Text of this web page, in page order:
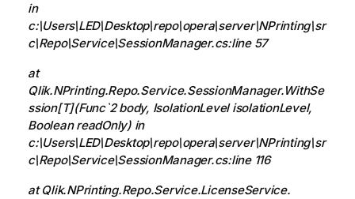
in
c:\Users\LED\Desktop\repo\opera\server\NPrinting\sr
c\Repo\Service\SessionManager.cs:line 57
at
Qlik.NPrinting.Repo.Service.SessionManager.WithSe
ssion[T](Func`2 body, IsolationLevel isolationLevel,
Boolean readOnly) in
c:\Users\LED\Desktop\repo\opera\server\NPrinting\sr
c\Repo\Service\SessionManager.cs:line 116
at Qlik.NPrinting.Repo.Service.LicenseService.